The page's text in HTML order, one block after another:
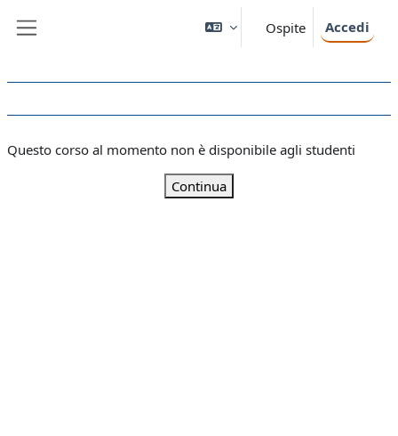
Ospite Accedi
Questo corso al momento non è disponibile agli studenti
Continua